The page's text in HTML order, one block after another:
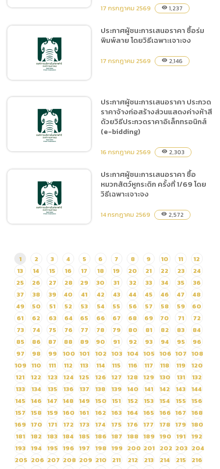
ประชาสัมพันธ์ Billboard
ประกาศผู้ชนะการเสนอราคา
จ้างซ่อม , เปลี่ยนอะไหล่
รถJCB(ตักหน้า-ขุดหลัง
ทะเบียน ตค-668 ชม.โดยวิธี
17 กรกฎาคม 2569 visibility 1,237
ประกาศผู้ชนะการเสนอราคา
ซื้อร่มพิมพ์ลาย โดยวิธีเฉพาะ
ประกาศผู้ชนะการเสนอราคา ซื้อร่ม
พิมพ์ลาย โดยวิธีเฉพาะเจาะจง
17 กรกฎาคม 2569 visibility 2,146
ประกาศผู้ชนะการเสนอราคา
ประกวดราคาจ้างก่อสร้างส่วน
แสดงค่างห้าสี ด้วยวิธี
ประกวดราคาอิเล็กทรอนิกส์
ประกาศผู้ชนะการเสนอราคา ประกวด
ราคาจ้างก่อสร้างส่วนแสดงค่างห้าสี
ด้วยวิธีประกวดราคาอิเล็กทรอนิกส์
(e-bidding)
16 กรกฎาคม 2569 visibility 2,303
ประกาศผู้ชนะการเสนอราคา
ซื้อหมวกสัตว์หูกระดิก ครั้งที่
1/69 โดยวิธีเฉพาะเจาะจง
ประกาศผู้ชนะการเสนอราคา ซื้อ
หมวกสัตว์หูกระดิก ครั้งที่ 1/69 โดย
วิธีเฉพาะเจาะจง
14 กรกฎาคม 2569 visibility 2,572
1 2 3 4 5 6 7 8 9 10 11
12
13
14 15 16 17 18 19 20 21 22 23
24
25
26 27 28 29 30 31 32 33 34 35
36
37
38 39 40 41 42 43 44 45 46 47
48
49
50 51 52 53 54 55 56 57 58 59
60
61
62 63 64 65 66 67 68 69 70 71
72
73
74 75 76 77 78 79 80 81 82 83
84
85
86 87 88 89 90 91 92 93 94 95
96
97
98 99 100 101 102 103 104 105 106 107 108
109 110 111 112 113 114 115 116 117 118 119
120
121
122 123 124 125 126 127 128 129 130 131
132
133
134 135 136 137 138 139 140 141 142 143
144
145
146 147 148 149 150 151 152 153 154 155
156
157
158 159 160 161 162 163 164 165 166 167
168
169 170 171 172 173 174 175 176 177 178 179
180
181
182 183 184 185 186 187 188 189 190 191
192
193 194 195 196 197 198 199 200 201 202 203 204
205 206 207 208 209 210 211 212 213 214 215
216